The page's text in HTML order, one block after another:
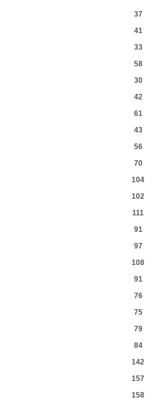
37
41
33
58
30
42
61
43
56
70
104
102
111
91
97
108
91
76
75
79
84
142
157
158